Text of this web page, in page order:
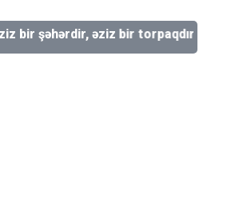
əziz bir torpaqdır, əziz bir